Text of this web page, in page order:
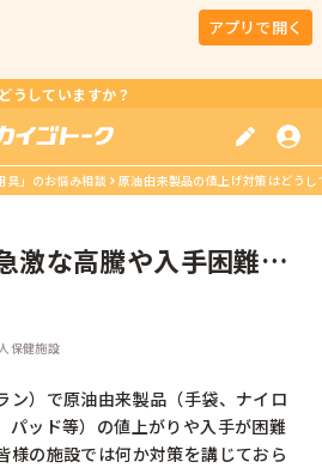
アプリで開く
うしていますか？
具」のお悩み相談 原油由来製品の値上げ対策はどうし
激な高騰や入手困難へ
保健施設
ン）で原油由来製品（手袋、ナイロ
パッド等）の値上がりや入手が困難
の施設では何か対策を講じておら